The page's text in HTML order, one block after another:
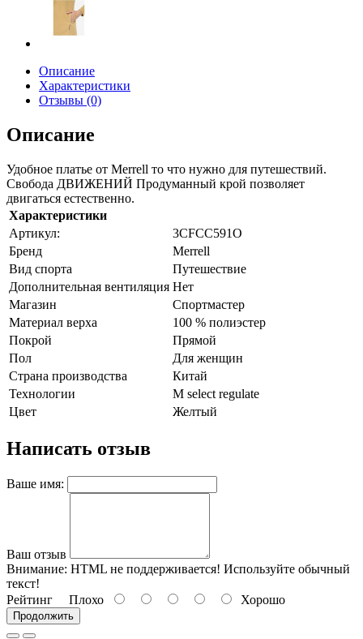
Описание
Характеристики
Отзывы (0)
Описание
Удобное платье от Merrell то что нужно для путешествий.
Свобода ДВИЖЕНИЙ Продуманный крой позволяет
двигаться естественно.
Характеристики
Артикул:
3CFCC591О
Бренд
Merrell
Вид спорта
Путешествие
Дополнительная вентиляция Нет
Магазин
Спортмастер
Материал верха
100 % полиэстер
Покрой
Прямой
Пол
Для женщин
Страна производства
Китай
Технологии
M select regulate
Цвет
Желтый
Написать отзыв
Ваше имя:
Ваш отзыв
Внимание: HTML не поддерживается! Используйте обычный
текст!
Рейтинг Плохо Хорошо
Продолжить